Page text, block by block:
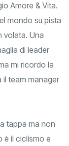
Amore & Vita.
mondo su pista
volata. Una
di leader
mi ricordo la
team manager
tappa ma non
è il ciclismo e